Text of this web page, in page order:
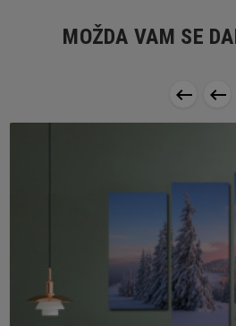
MOŽDA VAM SE
 